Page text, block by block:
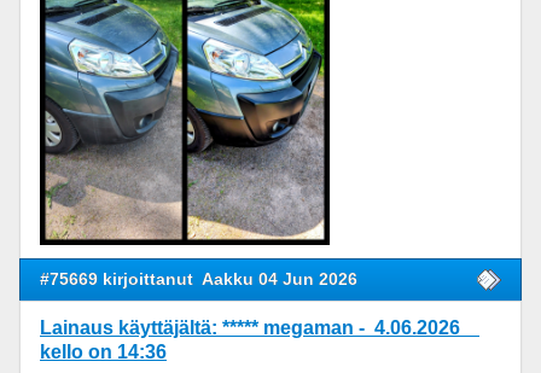
#75669 kirjoittanut Aakku 04 Jun 2026
Lainaus käyttäjältä: ***** megaman - 4.06.2026
kello on 14:36